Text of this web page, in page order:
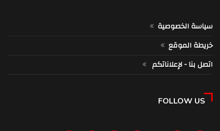
سياسة الخصوصية
خريطة الموقع
اتصل بنا - لإعلاناتكم
FOLLOW US